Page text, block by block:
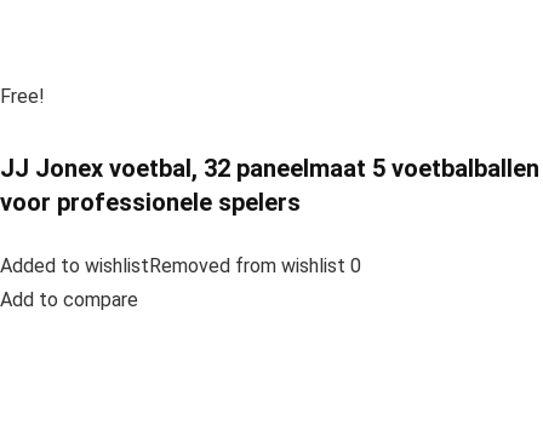
Free!
JJ Jonex voetbal, 32 paneelmaat 5 voetbalballen
voor professionele spelers
Added to wishlistRemoved from wishlist 0
Add to compare